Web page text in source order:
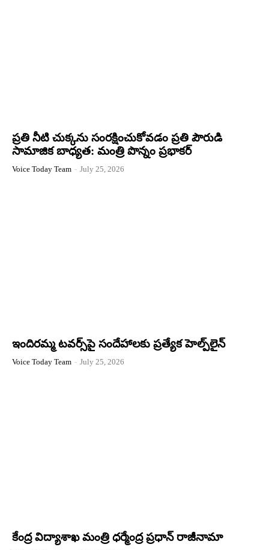
ప్రతి నీటి చుక్కను సంరక్షించుకోవడం ప్రతి పౌరుడి
సామాజిక బాధ్యత: మంత్రి పొన్నం ప్రభాకర్
Voice Today Team - July 25, 2026
ఇందిరమ్మ టవర్స్‌పై సందేహాలకు ప్రత్యేక హెల్ప్‌లైన్
Voice Today Team - July 25, 2026
కేంద్ర విద్యాశాఖ మంత్రి ధర్మేంద్ర ప్రధాన్ రాజీనామా